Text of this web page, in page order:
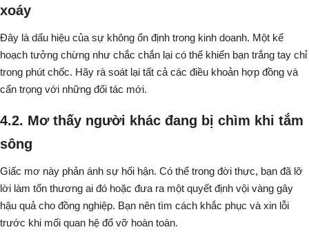
xoáy
Đây là dấu hiệu của sự không ổn định trong kinh doanh. Một kế
hoạch tưởng chừng như chắc chắn lại có thể khiến bạn trắng tay chỉ
trong phút chốc. Hãy rà soát lại tất cả các điều khoản hợp đồng và
cẩn trọng với những đối tác mới.
4.2. Mơ thấy người khác đang bị chìm khi tắm
sông
Giấc mơ này phản ánh sự hối hận. Có thể trong đời thực, bạn đã lỡ
lời làm tổn thương ai đó hoặc đưa ra một quyết định vội vàng gây
hậu quả cho đồng nghiệp. Bạn nên tìm cách khắc phục và xin lỗi
trước khi mối quan hệ đổ vỡ hoàn toàn.